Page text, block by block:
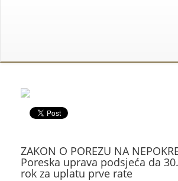
ZAKON O POREZU NA
Poreska uprava podsjeća da
rok za uplatu prve rate